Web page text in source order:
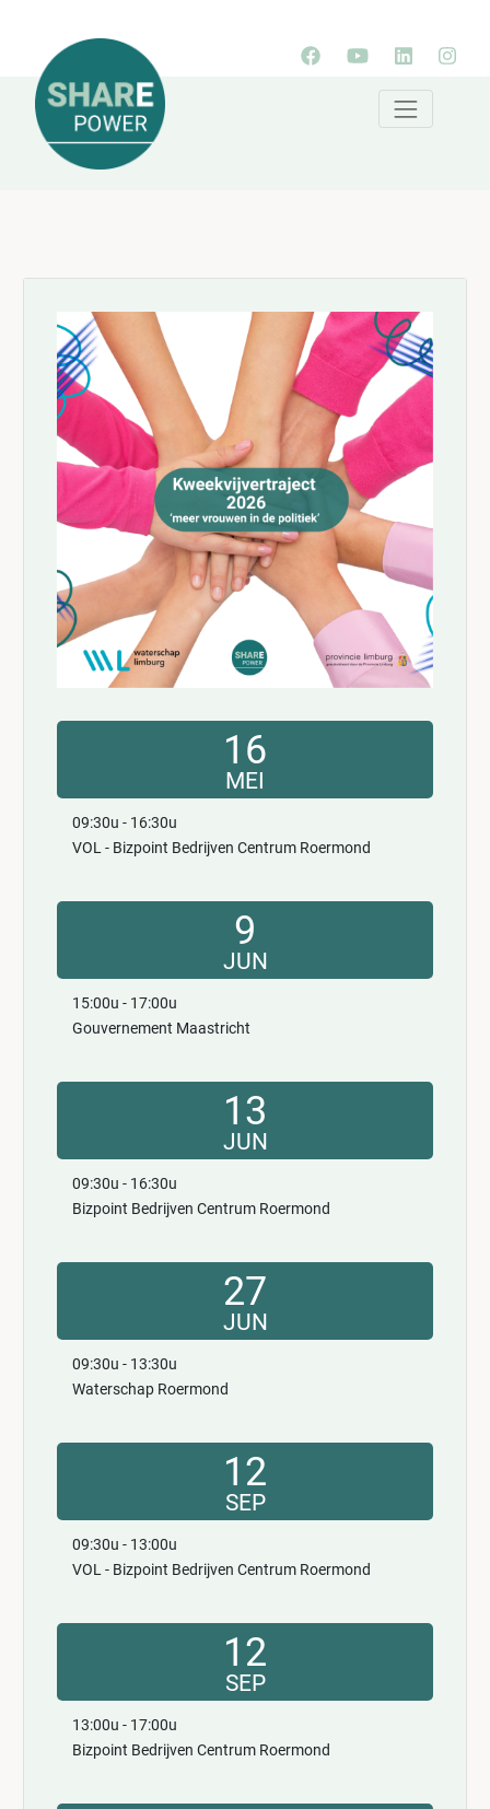
16
MEI
09:30u - 16:30u
VOL - Bizpoint Bedrijven Centrum Roermond
9
JUN
15:00u - 17:00u
Gouvernement Maastricht
13
JUN
09:30u - 16:30u
Bizpoint Bedrijven Centrum Roermond
27
JUN
09:30u - 13:30u
Waterschap Roermond
12
SEP
09:30u - 13:00u
VOL - Bizpoint Bedrijven Centrum Roermond
12
SEP
13:00u - 17:00u
Bizpoint Bedrijven Centrum Roermond